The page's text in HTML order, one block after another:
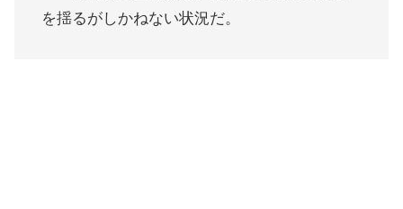
を揺るがしかねない状況だ。